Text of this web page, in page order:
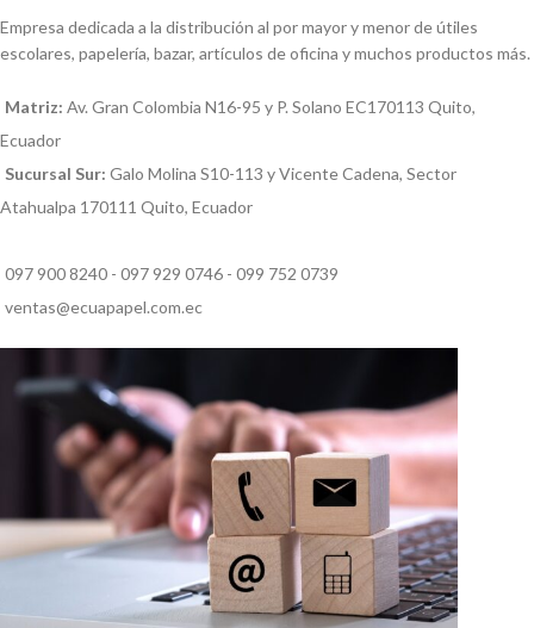
Empresa dedicada a la distribución al por mayor y menor de útiles
escolares, papelería, bazar, artículos de oficina y muchos productos más.
Matriz: Av. Gran Colombia N16-95 y P. Solano EC170113 Quito,
Ecuador
Sucursal Sur: Galo Molina S10-113 y Vicente Cadena, Sector
Atahualpa 170111 Quito, Ecuador
097 900 8240 - 097 929 0746 - 099 752 0739
ventas@ecuapapel.com.ec